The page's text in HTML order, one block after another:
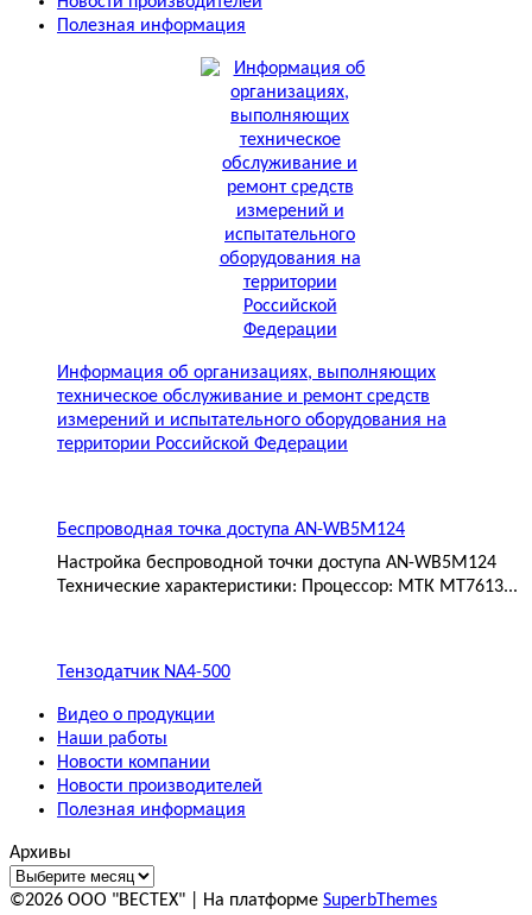
Полезная информация
Информация об организациях, выполняющих
техническое обслуживание и ремонт средств
измерений и испытательного оборудования на
территории Российской Федерации
Беспроводная точка доступа AN-WB5M124
Настройка беспроводной точки доступа AN-WB5M124
Технические характеристики: Процессор: МТК MT7613...
Тензодатчик NA4-500
Видео о продукции
Наши работы
Новости компании
Новости производителей
Полезная информация
Архивы
©2026 ООО "ВЕСТЕХ" | На платформе SuperbThemes